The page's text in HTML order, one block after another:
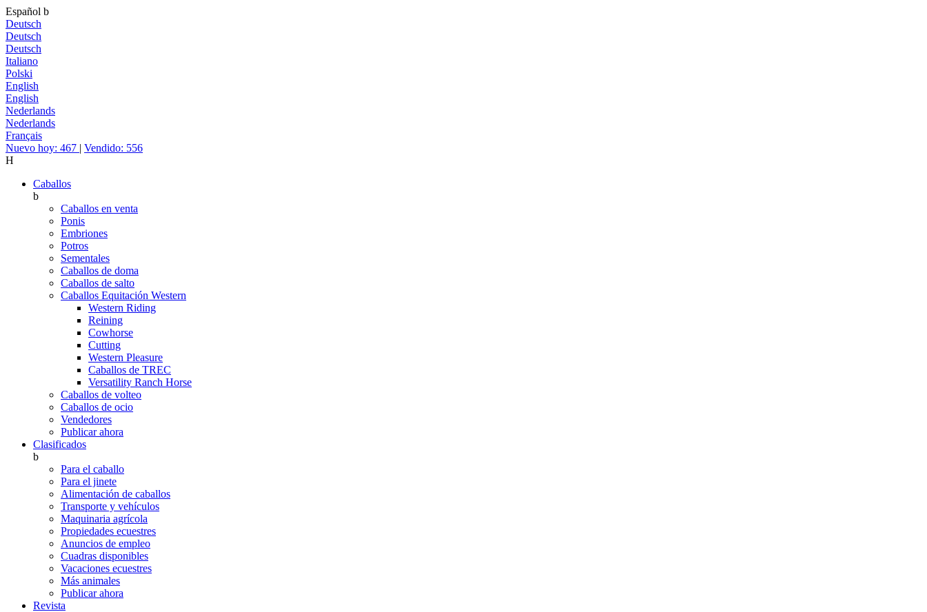
Español b
Deutsch
Deutsch
Deutsch
Italiano
Polski
English
English
Nederlands
Nederlands
Français
Nuevo hoy: 467 | Vendido: 556
H
Caballos
b
Caballos en venta
Ponis
Embriones
Potros
Sementales
Caballos de doma
Caballos de salto
Caballos Equitación Western
Western Riding
Reining
Cowhorse
Cutting
Western Pleasure
Caballos de TREC
Versatility Ranch Horse
Caballos de volteo
Caballos de ocio
Vendedores
Publicar ahora
Clasificados
b
Para el caballo
Para el jinete
Alimentación de caballos
Transporte y vehículos
Maquinaria agrícola
Propiedades ecuestres
Anuncios de empleo
Cuadras disponibles
Vacaciones ecuestres
Más animales
Publicar ahora
Revista